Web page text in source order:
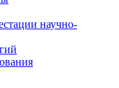
научно-